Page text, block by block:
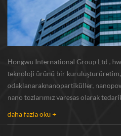
Hongwu International Group Ltd ,
teknoloji ürünü bir kuruluşturüretim,
odaklanaraknanopartiküller,
nano tozlarımız varesas olarak
daha fazla oku +